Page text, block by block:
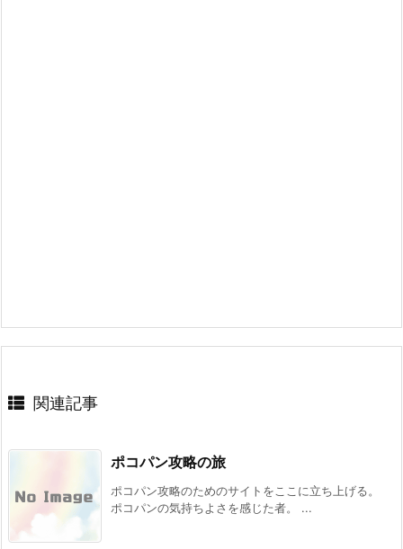
関連記事
ポコパン攻略の旅
ポコパン攻略のためのサイトをここに立ち上げる。
ポコパンの気持ちよさを感じた者。 ...